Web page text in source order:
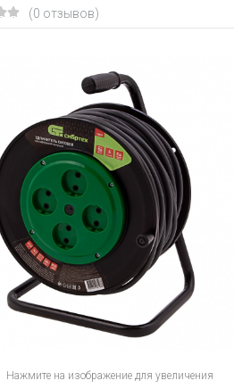
(0 отзывов)
Нажмите на изображение для увеличения